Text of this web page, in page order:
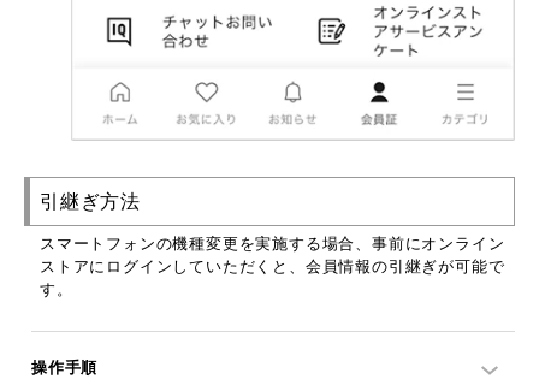
引継ぎ方法
スマートフォンの機種変更を実施する場合、事前にオンライン
ストアにログインしていただくと、会員情報の引継ぎが可能で
す。
操作手順